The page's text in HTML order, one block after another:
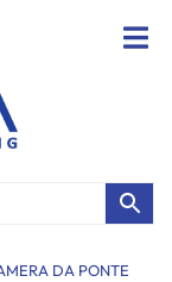
DA PONTE